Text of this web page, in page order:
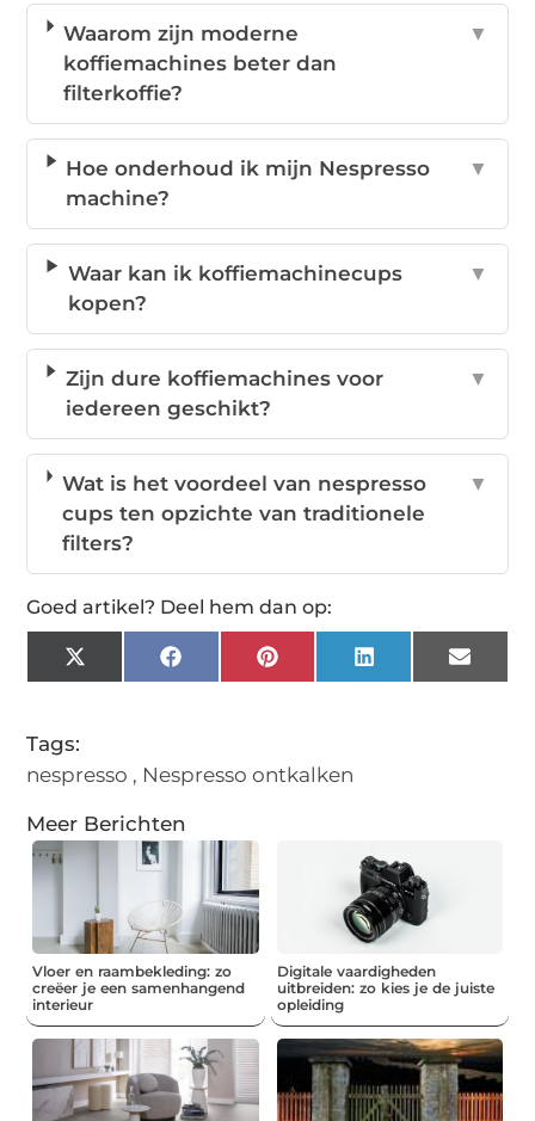
Waarom zijn moderne
koffiemachines beter dan
filterkoffie?
▼
Hoe onderhoud ik mijn Nespresso
machine?
▼
Waar kan ik koffiemachinecups
kopen?
▼
Zijn dure koffiemachines voor
iedereen geschikt?
▼
Wat is het voordeel van nespresso
cups ten opzichte van traditionele
filters?
▼
Goed artikel? Deel hem dan op:
X
(Twitter)
FacebookPinterestLinkedInEmail
Tags:
nespresso , Nespresso ontkalken
Meer Berichten
Vloer en raambekleding: zo
creëer je een samenhangend
interieur
Digitale vaardigheden
uitbreiden: zo kies je de juiste
opleiding